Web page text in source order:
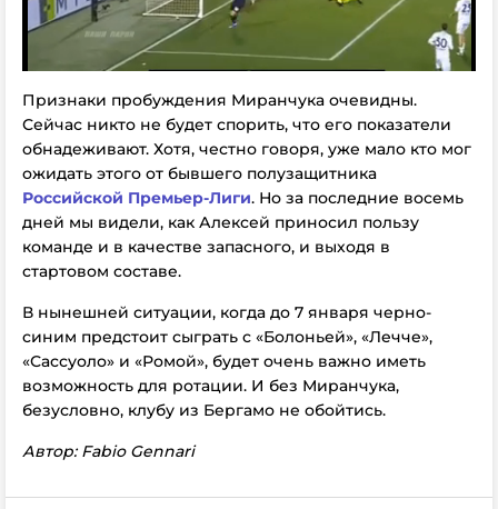
Признаки пробуждения Миранчука очевидны.
Сейчас никто не будет спорить, что его показатели
обнадеживают. Хотя, честно говоря, уже мало кто мог
ожидать этого от бывшего полузащитника
Российской Премьер-Лиги. Но за последние восемь
дней мы видели, как Алексей приносил пользу
команде и в качестве запасного, и выходя в
стартовом составе.
В нынешней ситуации, когда до 7 января черно-
синим предстоит сыграть с «Болоньей», «Лечче»,
«Сассуоло» и «Ромой», будет очень важно иметь
возможность для ротации. И без Миранчука,
безусловно, клубу из Бергамо не обойтись.
Автор: Fabio Gennari